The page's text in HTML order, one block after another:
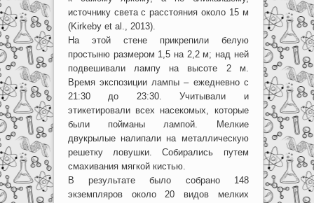
источнику света с расстояния около 15 м
(Kirkeby et al., 2013).
На этой стене прикрепили белую
простыню размером 1,5 на 2,2 м; над ней
подвешивали лампу на высоте 2 м.
Время экспозиции лампы – ежедневно с
21:30 до 23:30. Учитывали и
этикетировали всех насекомых, которые
были пойманы лампой. Мелкие
двукрылые налипали на металлическую
решетку ловушки. Собирались путем
смахивания мягкой кистью.
В результате было собрано 148
экземпляров около 20 видов мелких